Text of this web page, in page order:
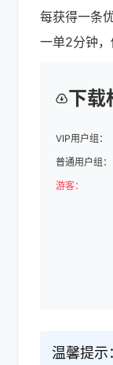
每获得一条
一单2分钟，
下载
VIP用户组：
普通用户组：
游客：
温馨提示